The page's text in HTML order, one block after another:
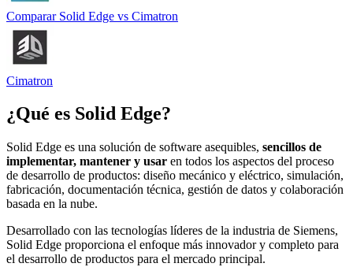
Comparar Solid Edge vs Cimatron
Cimatron
¿Qué es Solid Edge?
Solid Edge es una solución de software asequibles, sencillos de
implementar, mantener y usar en todos los aspectos del proceso
de desarrollo de productos: diseño mecánico y eléctrico, simulación,
fabricación, documentación técnica, gestión de datos y colaboración
basada en la nube.
Desarrollado con las tecnologías líderes de la industria de Siemens,
Solid Edge proporciona el enfoque más innovador y completo para
el desarrollo de productos para el mercado principal.